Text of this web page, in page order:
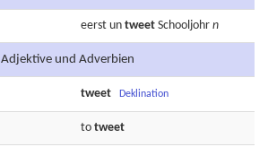
eerst un tweet Schooljohr n
Adjektive und Adverbien
tweet Deklination
to tweet